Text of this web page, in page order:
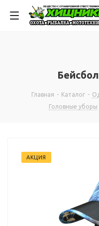
Главная - Каталог -
Головные уборы
АКЦИЯ